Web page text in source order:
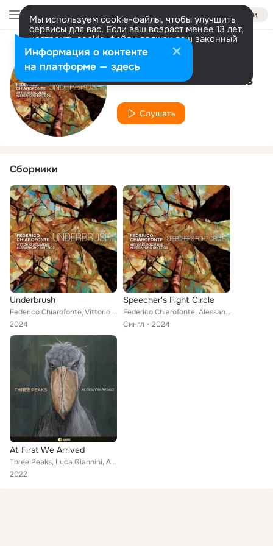
Войти
Мы используем cookie-файлы, чтобы улучшить
сервисы для вас. Если ваш возраст менее 13 лет,
настроить cookie-файлы должен ваш законный
представитель. Больше информации
Разрешить все Настроить
Исполнитель
Alessandro Bintzios
Слушать
Сборники
Underbrush
Federico Chiarofonte, Vittorio Solimene, Alessandro Bintzios
2024
Speecher's Fight Circle
Federico Chiarofonte, Alessandro Bintzios, Vittorio Solimene
Сингл
2024
At First We Arrived
Three Peaks, Luca Giannini, Alessandro Bintzios, Cesare Mangiocavallo
2022
Информация о контенте
на платформе — здесь